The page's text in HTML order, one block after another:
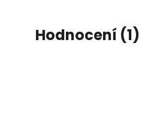
Hodnocení (1)